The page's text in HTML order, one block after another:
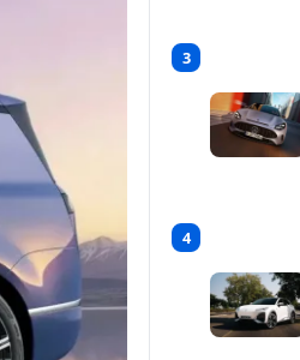
3
4